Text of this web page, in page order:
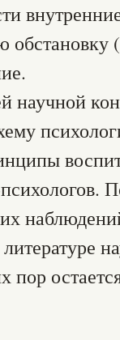
научной
пор